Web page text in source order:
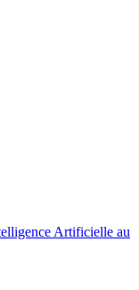
Artificielle au